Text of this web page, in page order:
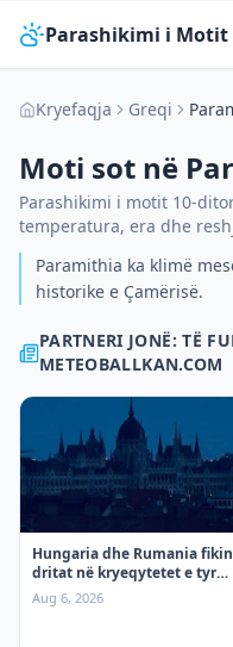
Parashikimi i Motit
Kryefaqja Greqi
Moti sot në
Parashikimi i motit 10-
temperatura, era dhe
Paramithia ka klimë
historike e Çamërisë.
PARTNERI JONË: TË
METEOBALLKAN.COM
Hungaria dhe Rumania fikin
dritat në kryeqytetet e tyre,
shkak nxehtësia
Aug 6, 2026